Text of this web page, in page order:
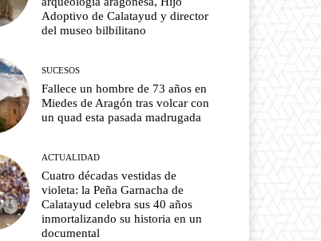
Adoptivo de Calatayud y director
del museo bilbilitano
SUCESOS
Fallece un hombre de 73 años en
Miedes de Aragón tras volcar con
un quad esta pasada madrugada
ACTUALIDAD
Cuatro décadas vestidas de
violeta: la Peña Garnacha de
Calatayud celebra sus 40 años
inmortalizando su historia en un
documental